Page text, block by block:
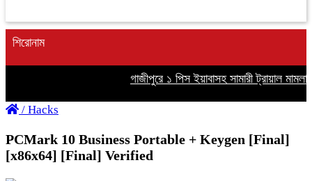
শিরোনাম
গাজীপুরে ১ পিস ইয়াবাসহ সামারী ট্রায়াল মামলার
/ Hacks
PCMark 10 Business Portable + Keygen [Final]
[x86x64] [Final] Verified